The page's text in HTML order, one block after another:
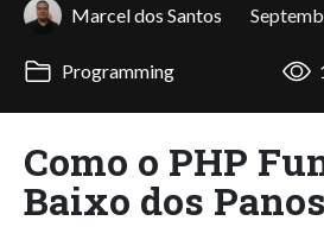
Marcel dos Santos
Programming
Como o PHP
Baixo dos Panos